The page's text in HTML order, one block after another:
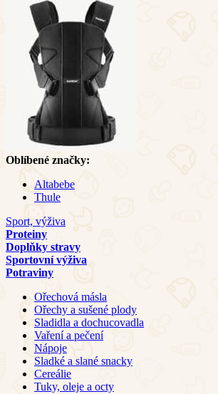
Oblíbené značky:
Altabebe
Thule
Sport, výživa
Proteiny
Doplňky stravy
Sportovní výživa
Potraviny
Ořechová másla
Ořechy a sušené plody
Sladidla a dochucovadla
Vaření a pečení
Nápoje
Sladké a slané snacky
Cereálie
Tuky, oleje a octy